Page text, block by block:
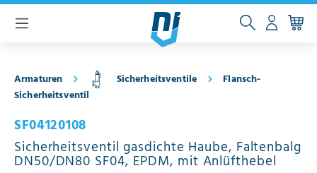
springen
Armaturen Sicherheitsventile
Flansch-
Sicherheitsventil
SF04120108
Sicherheitsventil gasdichte Haube, Faltenbalg
DN50/DN80 SF04, EPDM, mit Anlüfthebel